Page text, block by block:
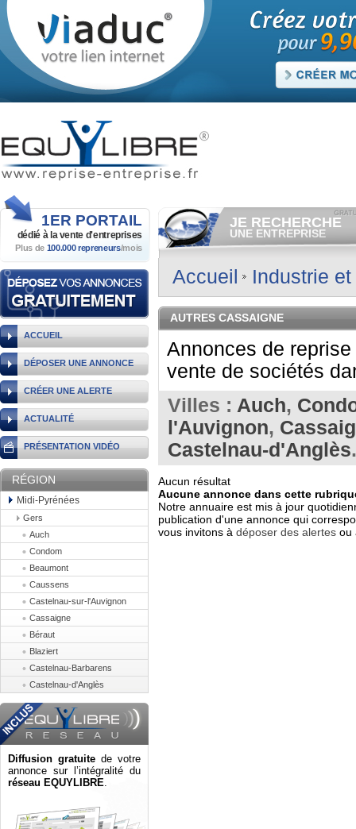
1ER PORTAIL
dédié à la vente d'entreprises
Plus de 100.000 repreneurs/mois
ACCUEIL
DÉPOSER UNE ANNONCE
CRÉER UNE ALERTE
ACTUALITÉ
PRÉSENTATION VIDÉO
RÉGION
Midi-Pyrénées
Gers
Auch
Condom
Beaumont
Caussens
Castelnau-sur-l'Auvignon
Cassaigne
Béraut
Blaziert
Castelnau-Barbarens
Castelnau-d'Anglès
Diffusion gratuite de votre
annonce sur l’intégralité du
réseau EQUYLIBRE.
JE RECHERCHE
UNE ENTREPRISE
Consulter gratuitementles
vendre.
Et/ou déposergratuitement
RECHERCHER UNE
ANNONCE
Accueil Industrie
AUTRES CASSAIGNE
Annonces de
vente de sociétés
Villes : Auch,
l'Auvignon,
Castelnau-d'Anglès.
Aucun résultat
Aucune annonce dans cette
Notre annuaire est mis à jour
publication d'une annonce qui
vous invitons à déposer des alertes ou